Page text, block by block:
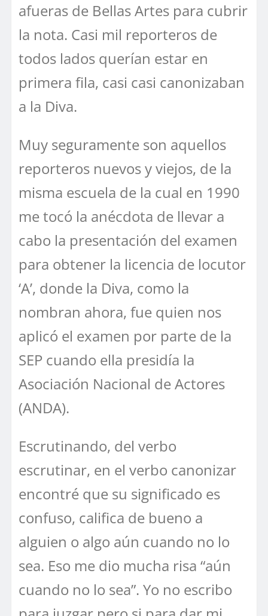
afueras de Bellas Artes para cubrir
la nota. Casi mil reporteros de
todos lados querían estar en
primera fila, casi casi canonizaban
a la Diva.
Muy seguramente son aquellos
reporteros nuevos y viejos, de la
misma escuela de la cual en 1990
me tocó la anécdota de llevar a
cabo la presentación del examen
para obtener la licencia de locutor
‘A’, donde la Diva, como la
nombran ahora, fue quien nos
aplicó el examen por parte de la
SEP cuando ella presidía la
Asociación Nacional de Actores
(ANDA).
Escrutinando, del verbo
escrutinar, en el verbo canonizar
encontré que su significado es
confuso, califica de bueno a
alguien o algo aún cuando no lo
sea. Eso me dio mucha risa “aún
cuando no lo sea”. Yo no escribo